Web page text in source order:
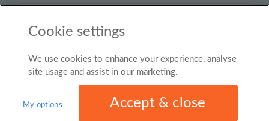
Belgium
© Roomgo Limited 2025 - 21 Market Place, Stockport,
United Kingdom, SK1 1EU
Cookie settings
We use cookies to enhance your experience, analyse
site usage and assist in our marketing.
My options Accept & close